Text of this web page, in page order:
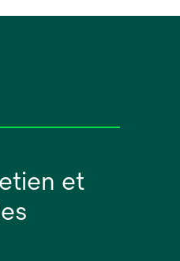
et